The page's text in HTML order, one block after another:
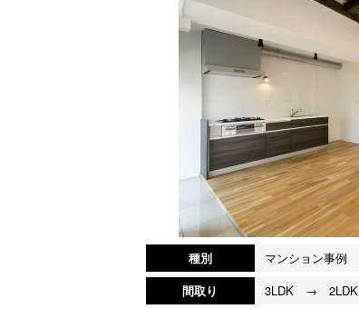
種別 マンション事例
間取り
3LDK → 2LDK